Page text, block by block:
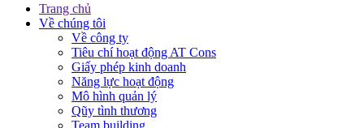
Trang chủ
Về chúng tôi
Về công ty
Tiêu chí hoạt động AT Cons
Giấy phép kinh doanh
Năng lực hoạt động
Mô hình quản lý
Qũy tình thương
Team building